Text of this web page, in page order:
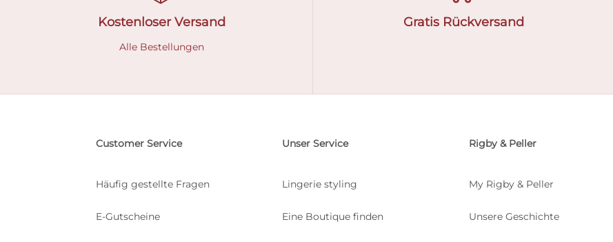
Kostenloser Versand
Alle Bestellungen
Gratis Rückversand
Customer Service
Häufig gestellte Fragen
E-Gutscheine
Unser Service
Lingerie styling
Eine Boutique finden
Rigby & Peller
My Rigby & Peller
Unsere Geschichte